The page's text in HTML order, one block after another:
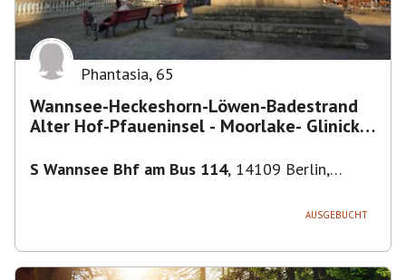
Phantasia, 65
Wannsee-Heckeshorn-Löwen-Badestrand
Alter Hof-Pfaueninsel - Moorlake- Glinicker
S Wannsee Bhf am Bus 114, 14109 Berlin,
AUSGEBUCHT